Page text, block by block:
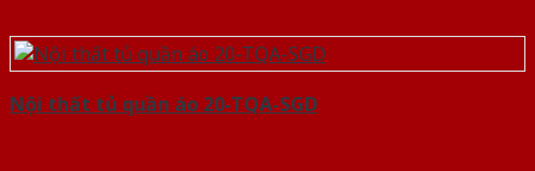
Nội thất tủ quần áo 20-TQA-SGD